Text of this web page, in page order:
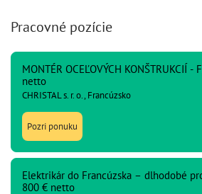
Pracovné pozície
MONTÉR OCEĽOVÝCH KONŠTRUKCIÍ -
netto
CHRISTAL s. r. o., Francúzsko
Pozri ponuku
Elektrikár do Francúzska – dlhodobé
800 € netto